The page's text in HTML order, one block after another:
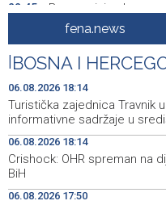
22:45
Borac minimalnom
21:54
Bacačice kugle
juniorskog SP-a
20:36
Počeo memorijalni
Branimir Mašić Bani'
20:26
Na Vilsonovom
luksuznih i sportskih
20:01 Announcement of
fena.news
BOSNA I
06.08.2026 18:14
Turistička zajednica Travnik
informativne sadržaje u
06.08.2026 18:14
Crishock: OHR spreman na
BiH
06.08.2026 17:50